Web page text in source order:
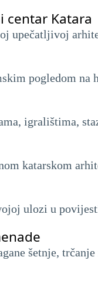
centar Katara
upečatljivoj
pogledom
igralištima,
katarskom
ulozi u
šetnje,